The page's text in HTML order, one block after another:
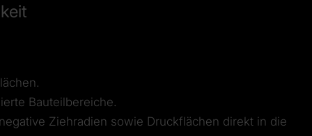
Bauteilbereiche.
Ziehradien sowie Druckflächen direkt in die